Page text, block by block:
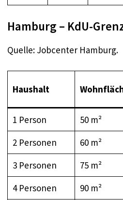
Hamburg – KdU-
Quelle: Jobcenter Hamburg.
Haushalt
1 Person 50 m²
2 Personen
60 m²
3 Personen
75 m²
4 Personen
90 m²